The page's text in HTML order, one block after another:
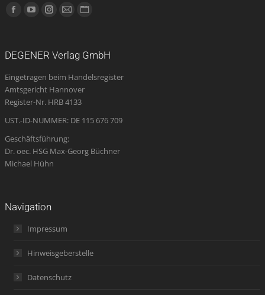
Finden Sie uns auf:
Facebook
new
window
YouTube
new
window
Instagram
new
window
E-
opens
in
new
Website
new
DEGENER Verlag GmbH
Eingetragen beim Handelsregister
Amtsgericht Hannover
Register-Nr. HRB 4133
UST.-ID-NUMMER: DE 115 676 709
Geschäftsführung:
Dr. oec. HSG Max-Georg Büchner
Michael Hühn
Navigation
Impressum
Hinweisgeberstelle
Datenschutz